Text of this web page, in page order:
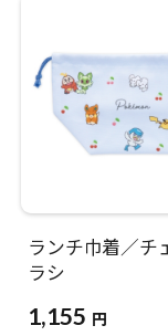
ランチ巾着／チ
ラシ
1,155 円